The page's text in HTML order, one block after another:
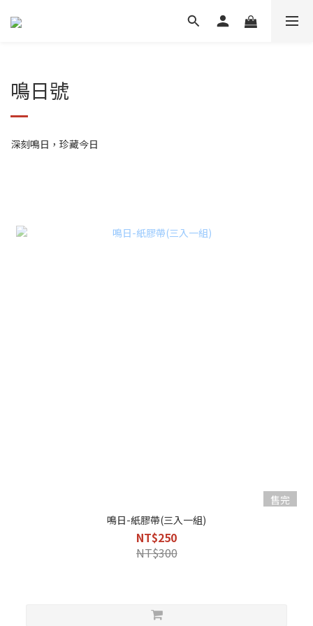
鳴日號
深刻鳴日，珍藏今日
售完
鳴日-紙膠帶(三入一組)
NT$250
NT$300